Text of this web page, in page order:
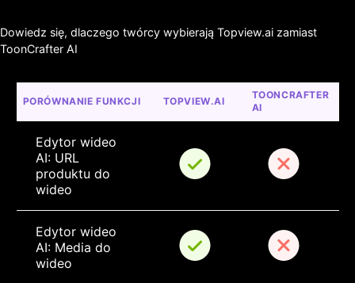
Dowiedz się, dlaczego twórcy wybierają Topview.ai zamiast
ToonCrafter AI
PORÓWNANIE FUNKCJI TOPVIEW.AI
TOONCRAFTER
AI
Edytor wideo
AI: URL
produktu do
wideo
Edytor wideo
AI: Media do
wideo